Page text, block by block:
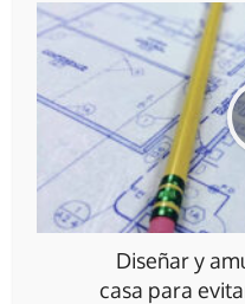
Diseñar y
casa para